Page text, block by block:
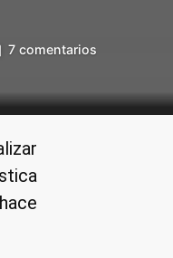
7 comentariosen
desplegable
en